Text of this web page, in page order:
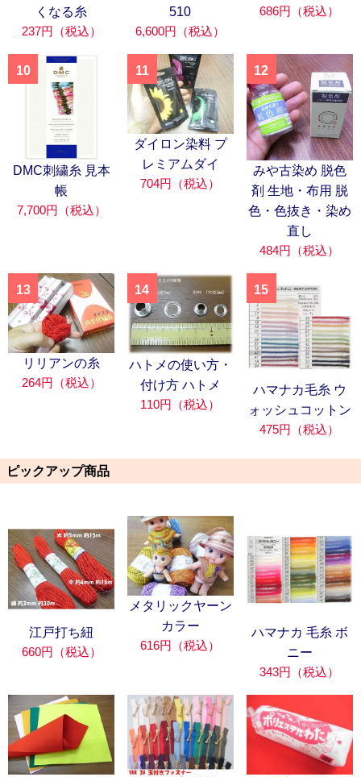
くなる糸
237円（税込）
510
6,600円（税込）
686円（税込）
10
DMC刺繍糸 見本
帳
7,700円（税込）
11
ダイロン染料 プ
レミアムダイ
704円（税込）
12
みや古染め 脱色
剤 生地・布用 脱
色・色抜き・染め
直し
484円（税込）
13
リリアンの糸
264円（税込）
14
ハトメの使い方・
付け方 ハトメ
110円（税込）
15
ハマナカ毛糸 ウ
ォッシュコットン
475円（税込）
ピックアップ商品
江戸打ち紐
660円（税込）
メタリックヤーン
カラー
616円（税込）
ハマナカ 毛糸 ボ
ニー
343円（税込）